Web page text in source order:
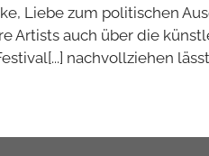
Liebe zum politischen
Artists auch über die
nachvollziehen